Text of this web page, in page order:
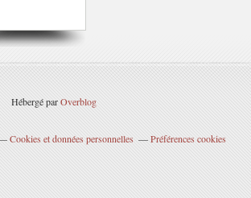
Hébergé parOverblog
Cookies et données personnelles Préférences cookies